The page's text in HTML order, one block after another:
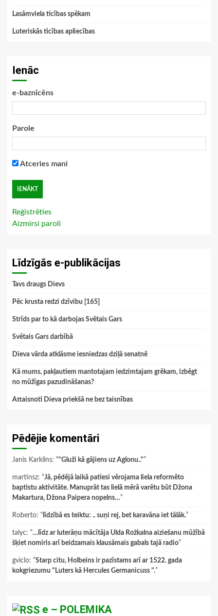
Lasāmviela ticības spēkam
Luteriskās ticības apliecības
Ienāc
e-baznīcēns
Parole
Atceries mani
Reģistrēties
Aizmirsi paroli
Līdzīgās e-publikācijas
Tavs draugs Dievs
Pēc krusta redzi dzīvibu [165]
Strīds par to kā darbojas Svētais Gars
Svētais Gars darbībā
Dieva vārda atklāsme iesniedzas dziļā senatnē
Kā mums, pakļautiem mantotajam iedzimtajam grēkam, izbēgt
no mūžīgas pazudināšanas?
Attaisnoti Dieva priekšā ne bez taisnības
Pēdējie komentāri
Janis Karklins: “"Gluži kā gājiens uz Aglonu.."”
martinsz: “Jā, pēdējā laikā patiesi vērojama liela reformēto
baptistu aktivitāte. Manuprāt tas lielā mērā varētu būt Džona
Makartura, Džona Paipera nopelns…”
Roberto: “ līdzībā es teiktu: .. suņi rej, bet karavāna iet tālāk.”
talyc: “…līdz ar luterāņu mācītāja Ulda Rožkalna aiziešanu mūžībā
šķiet nomiris arī beidzamais klausāmais gabals tajā radio”
gviclo: “Starp citu, Holbeins ir pazīstams arī ar 1522. gada
kokgriezumu "Luters kā Hercules Germanicuss ".”
e – POLEMIKA